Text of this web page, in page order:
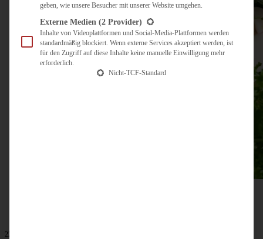
22. April 2026
geben, wie unsere Besucher mit unserer Website umgehen.
Externe Medien (2 Provider)
Inhalte von Videoplattformen und Social-Media-Plattformen werden
standardmäßig blockiert. Wenn externe Services akzeptiert werden, ist
für den Zugriff auf diese Inhalte keine manuelle Einwilligung mehr
erforderlich.
Nicht-TCF-Standard